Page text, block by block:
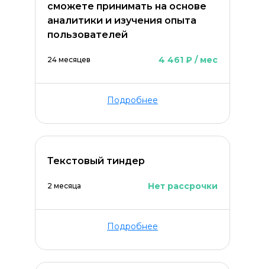
сможете принимать на основе
аналитики и изучения опыта
пользователей
24 месяцев 4 461 ₽ / мес
Подробнее
Текстовый тиндер
2 месяца Нет рассрочки
Подробнее